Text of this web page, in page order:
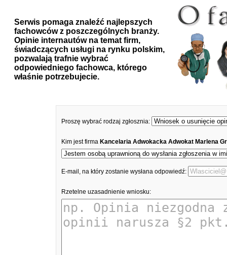
Serwis pomaga znaleźć najlepszych
fachowców z poszczególnych branży.
Opinie internautów na temat firm,
świadczących usługi na rynku polskim,
pozwalają trafnie wybrać
odpowiedniego fachowca, którego
właśnie potrzebujecie.
Proszę wybrać rodzaj zgłosznia:
Kim jest firma Kancelaria Adwokacka Adwokat Marlena
E-mail, na który zostanie wysłana odpowiedź:
Rzetelne uzasadnienie wniosku: